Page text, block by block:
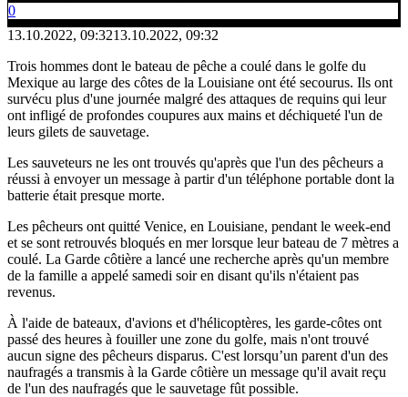
0
13.10.2022, 09:3213.10.2022, 09:32
Trois hommes dont le bateau de pêche a coulé dans le golfe du
Mexique au large des côtes de la Louisiane ont été secourus. Ils ont
survécu plus d'une journée malgré des attaques de requins qui leur
ont infligé de profondes coupures aux mains et déchiqueté l'un de
leurs gilets de sauvetage.
Les sauveteurs ne les ont trouvés qu'après que l'un des pêcheurs a
réussi à envoyer un message à partir d'un téléphone portable dont la
batterie était presque morte.
Les pêcheurs ont quitté Venice, en Louisiane, pendant le week-end
et se sont retrouvés bloqués en mer lorsque leur bateau de 7 mètres a
coulé. La Garde côtière a lancé une recherche après qu'un membre
de la famille a appelé samedi soir en disant qu'ils n'étaient pas
revenus.
À l'aide de bateaux, d'avions et d'hélicoptères, les garde-côtes ont
passé des heures à fouiller une zone du golfe, mais n'ont trouvé
aucun signe des pêcheurs disparus. C'est lorsqu’un parent d'un des
naufragés a transmis à la Garde côtière un message qu'il avait reçu
de l'un des naufragés que le sauvetage fût possible.